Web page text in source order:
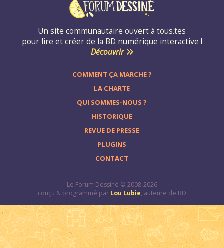
Un site communautaire ouvert à tous.tes
pour lire et créer de la BD numérique interactive !
Découvrir
COMMENT ÇA MARCHE ?
LA CHARTE
QUI SOMMES-NOUS ?
HISTORIQUE
REVUE DE PRESSE
PLUGINS
CONTACT
Le Forum Dessiné © 2008-2026
conçu & programmé par Lou Lubie, auteure de BD